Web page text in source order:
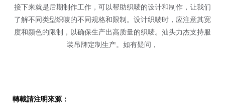
接下来就是后期制作工作，可以帮助织唛的设计和制作，让我们
了解不同类型织唛的不同规格和限制。设计织唛时，应注意其宽
度和颜色的限制，以确保生产出高质量的织唛。汕头力杰支持服
装吊牌定制生产。如有疑问，
轉載請注明來源：